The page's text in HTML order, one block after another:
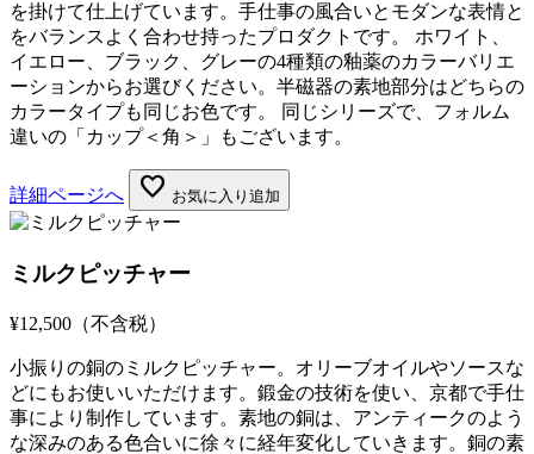
を掛けて仕上げています。手仕事の風合いとモダンな表情と
をバランスよく合わせ持ったプロダクトです。 ホワイト、
イエロー、ブラック、グレーの4種類の釉薬のカラーバリエ
ーションからお選びください。半磁器の素地部分はどちらの
カラータイプも同じお色です。 同じシリーズで、フォルム
違いの「カップ＜角＞」もございます。
詳細ページへ favorite お気に入り追加
ミルクピッチャー
¥12,500 （不含税）
小振りの銅のミルクピッチャー。オリーブオイルやソースな
どにもお使いいただけます。鍛金の技術を使い、京都で手仕
事により制作しています。素地の銅は、アンティークのよう
な深みのある色合いに徐々に経年変化していきます。銅の素